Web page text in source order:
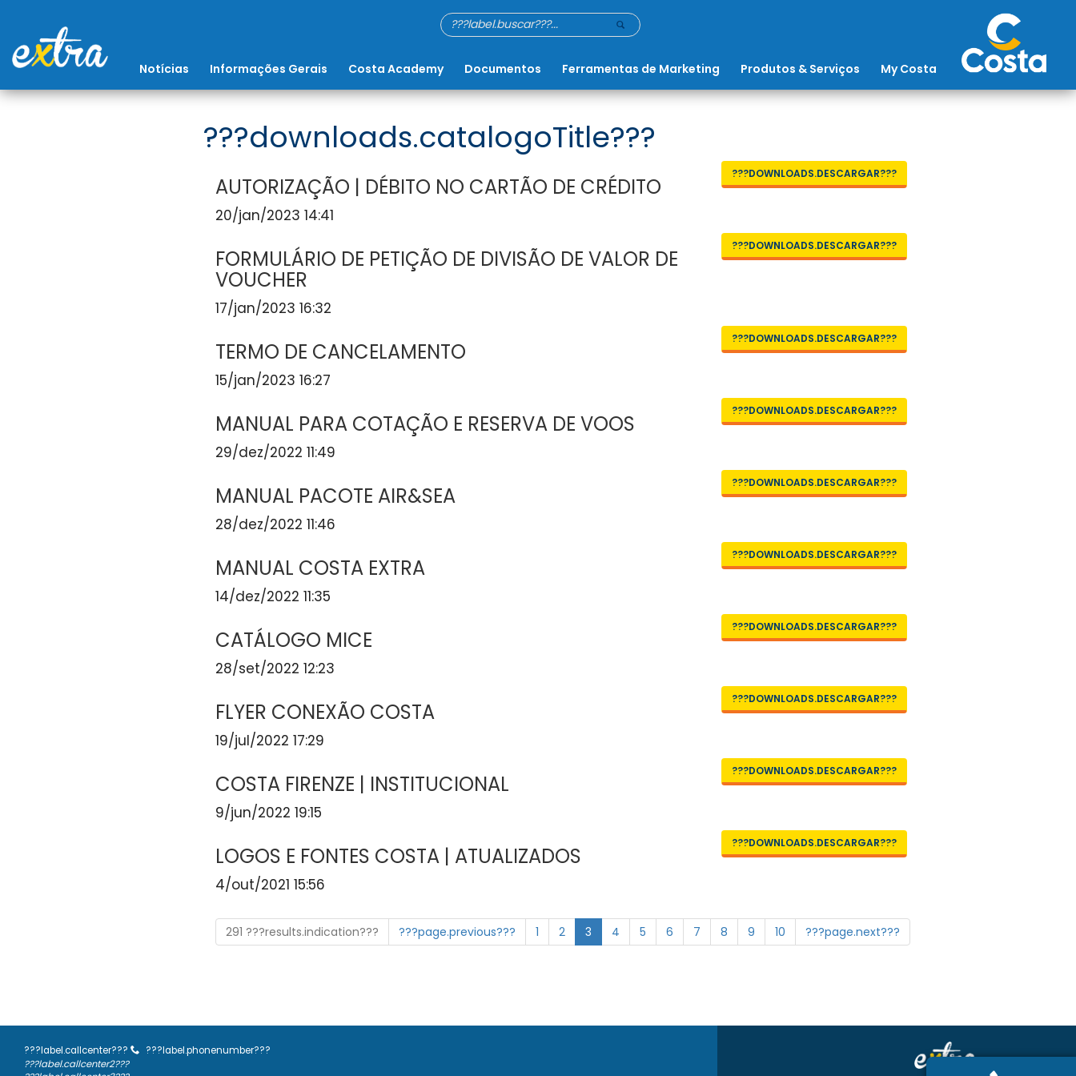
Notícias Informações Gerais Costa Academy Documentos Ferramentas de Marketing Produtos & Serviços My Costa
???downloads.catalogoTitle???
AUTORIZAÇÃO | DÉBITO NO CARTÃO DE CRÉDITO
20/jan/2023 14:41
???DOWNLOADS.DESCARGAR???
FORMULÁRIO DE PETIÇÃO DE DIVISÃO DE VALOR DE
VOUCHER
17/jan/2023 16:32
???DOWNLOADS.DESCARGAR???
TERMO DE CANCELAMENTO
15/jan/2023 16:27
???DOWNLOADS.DESCARGAR???
MANUAL PARA COTAÇÃO E RESERVA DE VOOS
29/dez/2022 11:49
???DOWNLOADS.DESCARGAR???
MANUAL PACOTE AIR&SEA
28/dez/2022 11:46
???DOWNLOADS.DESCARGAR???
MANUAL COSTA EXTRA
14/dez/2022 11:35
???DOWNLOADS.DESCARGAR???
CATÁLOGO MICE
28/set/2022 12:23
???DOWNLOADS.DESCARGAR???
FLYER CONEXÃO COSTA
19/jul/2022 17:29
???DOWNLOADS.DESCARGAR???
COSTA FIRENZE | INSTITUCIONAL
9/jun/2022 19:15
???DOWNLOADS.DESCARGAR???
LOGOS E FONTES COSTA | ATUALIZADOS
4/out/2021 15:56
???DOWNLOADS.DESCARGAR???
291 ???results.indication??? ???page.previous??? 1 2 3 4 5 6 7 8 9 10 ???page.next???
???label.callcenter???
???label.phonenumber???
???label.callcenter2???